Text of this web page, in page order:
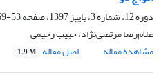
دوره 12، شماره 3، پاییز 1397، صفحه
53-69
غلام‌رضا مرتضی‌نژاد، حبیب رحیمی
مشاهده مقاله
اصل مقاله 1.9 M